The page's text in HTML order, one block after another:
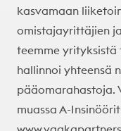
kasvamaan
omistajayrittäjien
teemme
hallinnoi yhteensä
pääomarahastoja.
muassa A-